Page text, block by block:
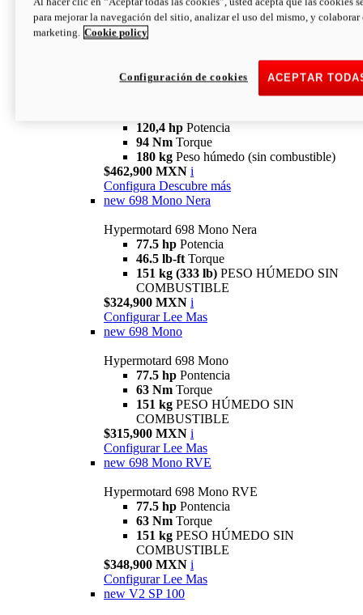
94 NmTorque
180 kgPESO HÚMEDO SIN
COMBUSTIBLE
newV2 SP
120,4 hp Potencia
94 Nm Torque
180 kg Peso húmedo (sin combustible)
$462,900 MXN i
Configura Descubre más
new 698 Mono Nera
Hypermotard 698 Mono Nera
77.5 hp Potencia
46.5 lb-ft Torque
151 kg (333 lb) PESO HÚMEDO SIN
COMBUSTIBLE
$324,900 MXN i
Configurar Lee Mas
new 698 Mono
Hypermotard 698 Mono
77.5 hp Pontencia
63 Nm Torque
151 kg PESO HÚMEDO SIN
COMBUSTIBLE
$315,900 MXN i
Configurar Lee Mas
new 698 Mono RVE
Hypermotard 698 Mono RVE
77.5 hp Pontencia
63 Nm Torque
151 kg PESO HÚMEDO SIN
COMBUSTIBLE
$348,900 MXN i
Configurar Lee Mas
new V2 SP 100
para mejorar la navegación del sitio, analizar el uso del mismo, y colaborar
marketing. Cookie policy
ACEPTAR
Configuración de cookies